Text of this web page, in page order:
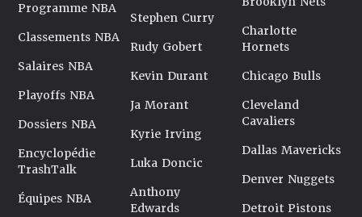
Programme NBA
Classements NBA
Salaires NBA
Playoffs NBA
Dossiers NBA
Encyclopédie
TrashTalk
Équipes NBA
Stephen Curry
Rudy Gobert
Kevin Durant
Ja Morant
Kyrie Irving
Luka Doncic
Anthony
Edwards
Charlotte
Hornets
Chicago Bulls
Cleveland
Cavaliers
Dallas Mavericks
Denver Nuggets
Detroit Pistons